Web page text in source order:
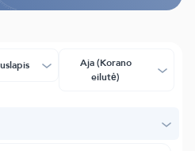
Aja (Korano
eilutė)